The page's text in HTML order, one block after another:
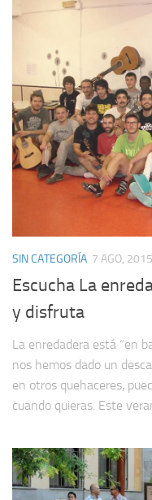
SIN CATEGORÍA 7 AGO, 2015
Escucha La
y disfruta
La enredadera está “en
nos hemos dado un
en otros quehaceres,
cuando quieras. Este